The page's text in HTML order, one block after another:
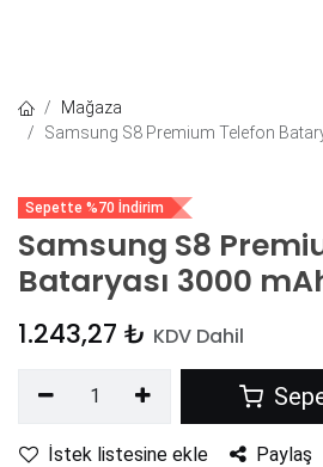
Mağaza
Samsung S8 Premium Telefon
Sepette %70 İndirim
Samsung S8
Bataryası 3000
1.243,27 ₺ KDV Dahil
İstek listesine ekle Paylaş